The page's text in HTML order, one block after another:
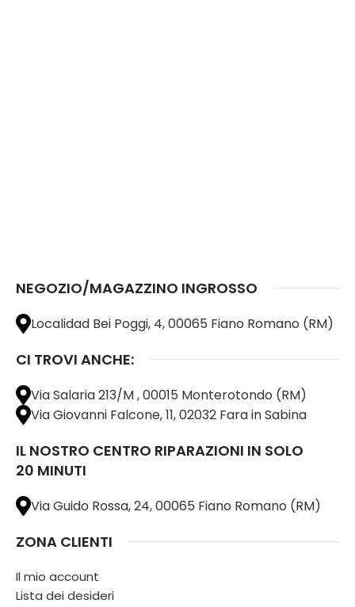
NEGOZIO/MAGAZZINO INGROSSO
Localidad Bei Poggi, 4, 00065 Fiano Romano (RM)
CI TROVI ANCHE:
Via Salaria 213/M , 00015 Monterotondo (RM)
Via Giovanni Falcone, 11, 02032 Fara in Sabina
IL NOSTRO CENTRO RIPARAZIONI IN SOLO
20 MINUTI
Via Guido Rossa, 24, 00065 Fiano Romano (RM)
ZONA CLIENTI
Il mio account
Lista dei desideri